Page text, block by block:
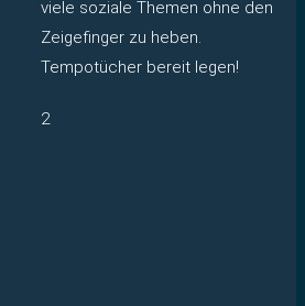
viele soziale Themen ohne den
Zeigefinger zu heben.
Tempotücher bereit legen!
2